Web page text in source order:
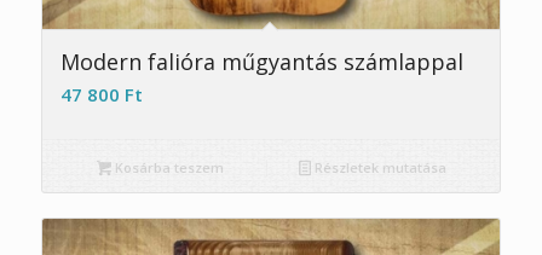
Modern falióra műgyantás számlappal
47 800 Ft
Kosárba teszem Részletek mutatása